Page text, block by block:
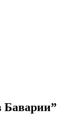
Баварии”